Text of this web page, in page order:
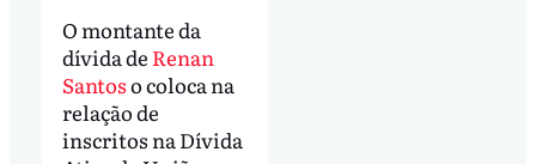
O montante da
dívida de Renan
Santoso coloca na
relação de
inscritos na Dívida